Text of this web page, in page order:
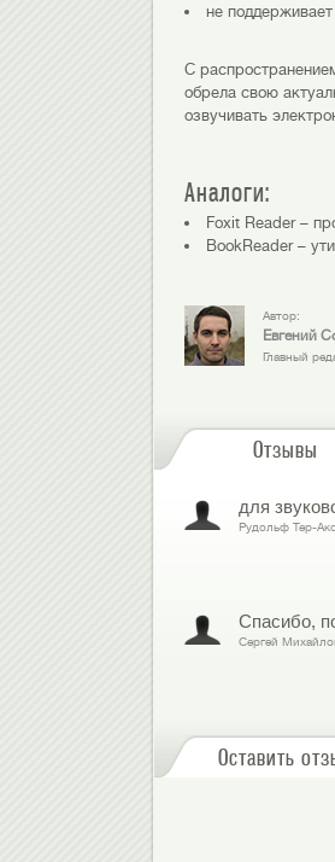
не
С
обрела свою
озвучивать
Аналоги:
Foxit Reader –
BookReader –
Автор:
Евгений
Главный
Отзывы
для
Рудольф Тер-
Спасибо,
Сергей
Оставить